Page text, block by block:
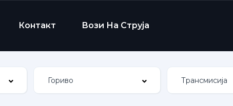
Контакт Вози На Струја